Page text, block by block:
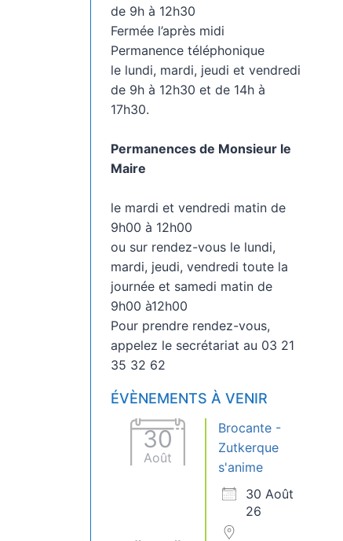
de 9h à 12h30
Fermée l’après midi
Permanence téléphonique
le lundi, mardi, jeudi et vendredi
de 9h à 12h30 et de 14h à
17h30.
Permanences de Monsieur le
Maire
le mardi et vendredi matin de
9h00 à 12h00
ou sur rendez-vous le lundi,
mardi, jeudi, vendredi toute la
journée et samedi matin de
9h00 à12h00
Pour prendre rendez-vous,
appelez le secrétariat au 03 21
35 32 62
ÉVÈNEMENTS À VENIR
30
Août
Brocante -
Zutkerque
s'anime
30 Août
26